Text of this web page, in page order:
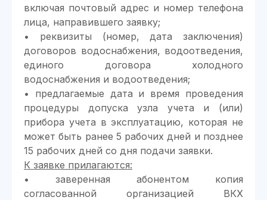
включая почтовый адрес и номер телефона
лица, направившего заявку;
• реквизиты (номер, дата заключения)
договоров водоснабжения, водоотведения,
единого договора холодного
водоснабжения и водоотведения;
• предлагаемые дата и время проведения
процедуры допуска узла учета и (или)
прибора учета в эксплуатацию, которая не
может быть ранее 5 рабочих дней и позднее
15 рабочих дней со дня подачи заявки.
К заявке прилагаются:
• заверенная абонентом копия
согласованной организацией ВКХ